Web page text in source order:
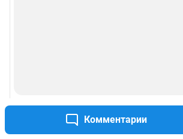
Комментарии